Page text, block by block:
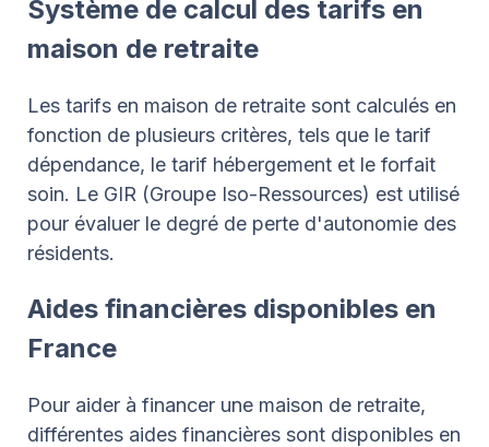
Système de calcul des tarifs en
maison de retraite
Les tarifs en maison de retraite sont calculés en
fonction de plusieurs critères, tels que le tarif
dépendance, le tarif hébergement et le forfait
soin. Le GIR (Groupe Iso-Ressources) est utilisé
pour évaluer le degré de perte d'autonomie des
résidents.
Aides financières disponibles en
France
Pour aider à financer une maison de retraite,
différentes aides financières sont disponibles en